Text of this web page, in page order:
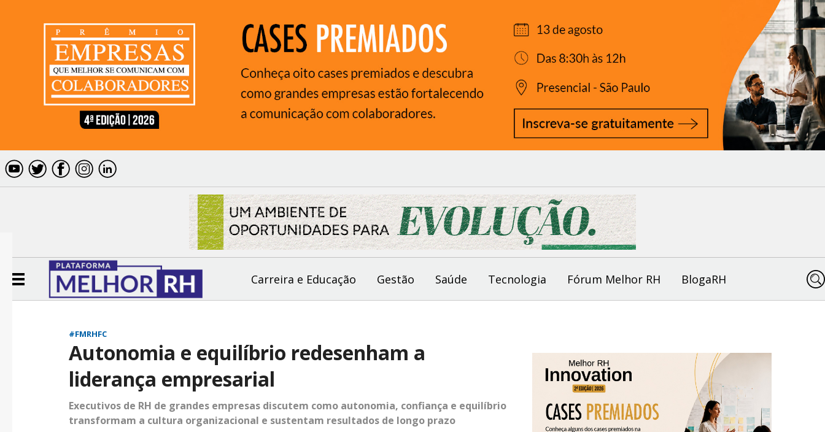
Carreira e Educação Gestão Saúde Tecnologia Fórum Melhor RH BlogaRH
#FMRHFC
Autonomia e equilíbrio redesenham a
liderança empresarial
Executivos de RH de grandes empresas discutem como autonomia, confiança e equilíbrio
transformam a cultura organizacional e sustentam resultados de longo prazo